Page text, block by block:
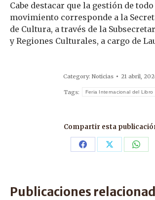
Cabe destacar que la gestión de todo
movimiento corresponde a la
de Cultura, a través de la
y Regiones Culturales, a cargo de
Category: Noticias 21 abril,
Tags: Feria Internacional del Libro
Compartir esta
Share Share Share
Publicaciones